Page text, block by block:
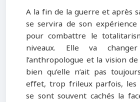
A la fin de la guerre et après
se servira de son expérience
pour combattre le
niveaux. Elle va
l’anthropologue et la vision
bien qu’elle n’ait pas
effet, trop frileux parfois, les
se sont souvent cachés la